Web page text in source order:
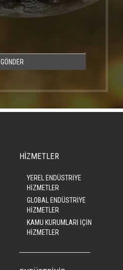
GÖNDER
HİZMETLER
YEREL ENDÜSTRİYE
HİZMETLER
GLOBAL ENDÜSTRİYE
HİZMETLER
KAMU KURUMLARI İÇİN
HİZMETLER